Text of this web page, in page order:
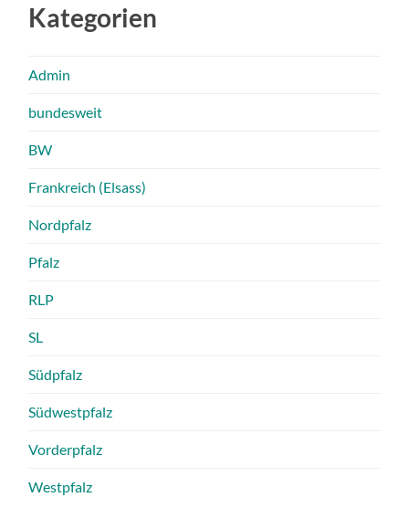
Kategorien
Admin
bundesweit
BW
Frankreich (Elsass)
Nordpfalz
Pfalz
RLP
SL
Südpfalz
Südwestpfalz
Vorderpfalz
Westpfalz